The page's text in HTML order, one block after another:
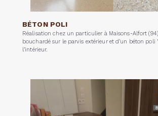
BÉTON POLI
Réalisation chez un particulier à Maisons-Alfort
bouchardé sur le parvis extérieur et d’un béton poli
l’intérieur.